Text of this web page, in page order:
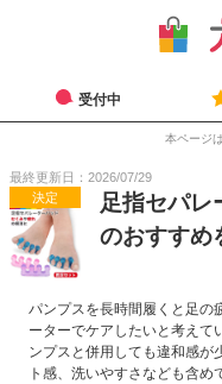
受付中
本ページ
最終更新日：2026/07/29
決定
足指セパレ
のおすすめ
パンプスを長時間履くと足の
ーターでケアしたいと考えて
ンプスと併用しても違和感が
ト感、洗いやすさなども含